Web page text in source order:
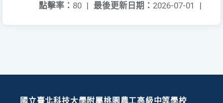
最後更新日期： 2026-07-01 |
點擊率： 80 |
國立臺北科技大學附屬桃園農工高級中等學校